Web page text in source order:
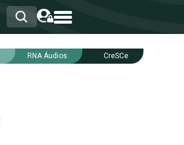
RNA Áudios CreSCe